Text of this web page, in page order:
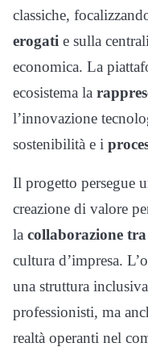
classiche,
erogati e sulla
economica. La
ecosistema la
l’innovazione
sostenibilità e i
Il progetto persegue
creazione di valore
la collaborazione tra
cultura d’impresa.
una struttura
professionisti, ma
realtà operanti nel